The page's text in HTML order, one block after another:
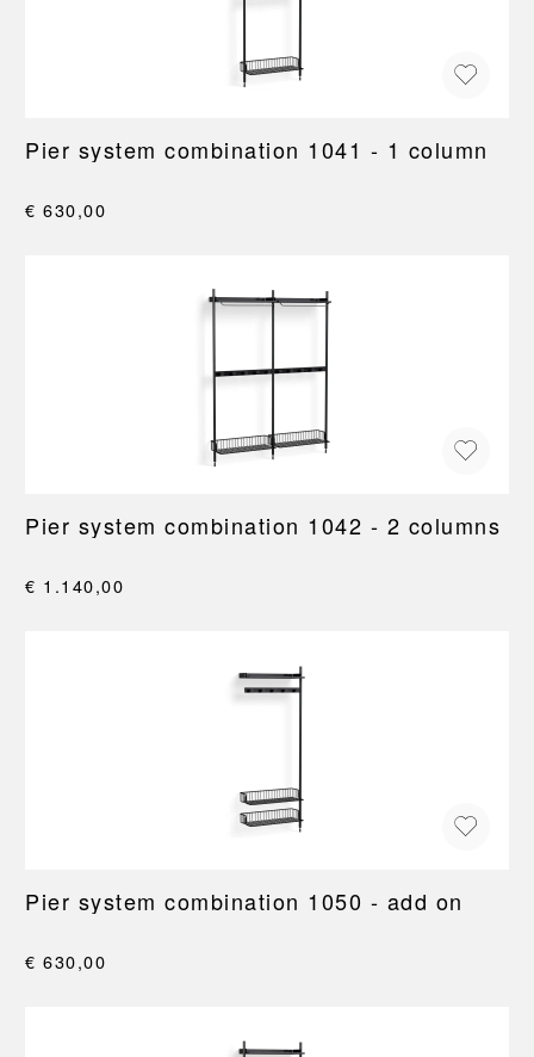
Pier system combination 1041 - 1 column
€ 630,00
Pier system combination 1042 - 2 columns
€ 1.140,00
Pier system combination 1050 - add on
€ 630,00